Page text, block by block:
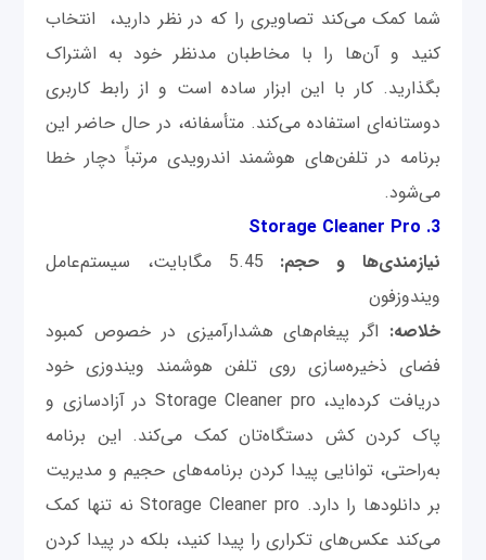
شما کمک می‌کند تصاویری را که در نظر دارید، انتخاب
کنید و آن‌ها را با مخاطبان مدنظر خود به اشتراک
بگذارید. کار با این ابزار ساده است و از رابط کاربری
دوستانه‌ای استفاده می‌کند. متأسفانه، در حال حاضر این
برنامه در تلفن‌های هوشمند اندرویدی مرتباً دچار خطا
می‌شود.
3. Storage Cleaner Pro
نیازمندی‌ها و حجم:
5.45 مگابایت، سیستم‌عامل
ویندوزفون
خلاصه: اگر پیغام‌های هشدارآمیزی در خصوص کمبود
فضای ذخیره‌سازی روی تلفن هوشمند ویندوزی خود
دریافت کرده‌اید، Storage Cleaner pro در آزادسازی و
پاک کردن کش دستگاه‌تان کمک می‌کند. این برنامه
به‌راحتی، توانایی پیدا کردن برنامه‌های حجیم و مدیریت
بر دانلودها را دارد. Storage Cleaner pro نه تنها کمک
می‌کند عکس‌های تکراری را پیدا کنید، بلکه در پیدا کردن